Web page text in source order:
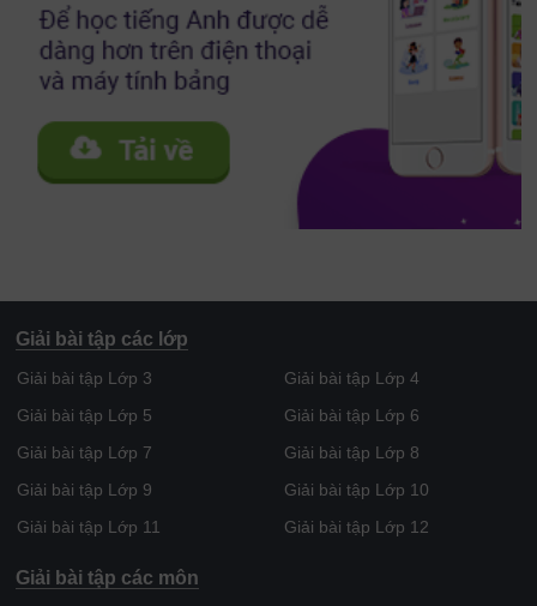
Giải bài tập các lớp
Giải bài tập Lớp 3
Giải bài tập Lớp 4
Giải bài tập Lớp 5
Giải bài tập Lớp 6
Giải bài tập Lớp 7
Giải bài tập Lớp 8
Giải bài tập Lớp 9
Giải bài tập Lớp 10
Giải bài tập Lớp 11
Giải bài tập Lớp 12
Giải bài tập các môn